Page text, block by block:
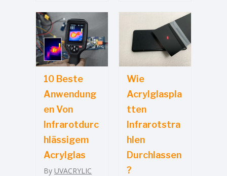
10 Beste
Anwendung
En Von
Infrarotdurc
Hlässigem
Acrylglas
By UVACRYLIC
Wie
Acrylglaspla
Tten
Infrarotstra
Hlen
Durchlassen
?